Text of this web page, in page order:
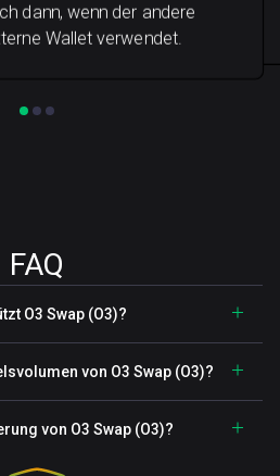
dann, wenn der andere
Wallet verwendet.
FAQ
O3 Swap (O3)?
von O3 Swap (O3)?
von O3 Swap (O3)?